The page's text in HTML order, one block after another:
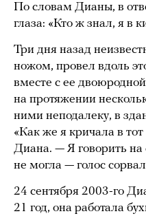
По словам Дианы, в
глаза: «Кто ж знал, я в
Три дня назад
ножом, провел вдоль
вместе с ее
на протяжении
ними неподалеку, в
«Как же я кричала в
Диана. — Я говорить
не могла — голос
24 сентября 2003-го
21 год, она работала